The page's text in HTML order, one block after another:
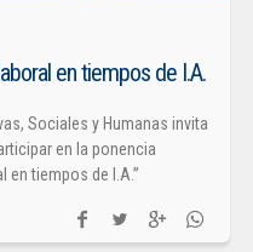
en tiempos de I.A.
Sociales y Humanas invita
en la ponencia
en tiempos de I.A.”